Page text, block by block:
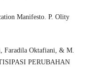
Manifesto. P. Olity
Faradila Oktafiani, & M.
PERUBAHAN